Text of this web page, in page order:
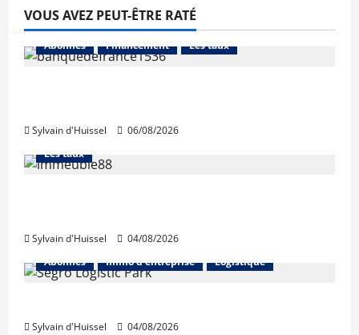
VOUS AVEZ PEUT-ÊTRE RATÉ
Abonnés Financement Les taux
Sylvain d'Huissel 06/08/2026
Abonnés Financement
Les taux
Sylvain d'Huissel
04/08/2026
Abonnés
Immo d'entreprise Logistique
Sylvain d'Huissel
04/08/2026